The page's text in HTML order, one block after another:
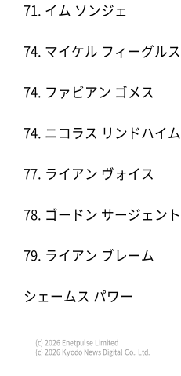
71. イム ソンジェ
74. マイケル フィーグルス
74. ファビアン ゴメス
74. ニコラス リンドハイム
77. ライアン ヴォイス
78. ゴードン サージェント
79. ライアン ブレーム
シェームス パワー
(c) 2026 Enetpulse Limited
(c) 2026 Kyodo News Digital Co., Ltd.